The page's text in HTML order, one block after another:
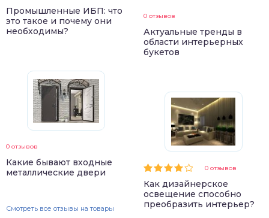
Промышленные ИБП: что
это такое и почему они
необходимы?
0 отзывов
Какие бывают входные
металлические двери
Смотреть все отзывы на товары
0 отзывов
Актуальные тренды в
области интерьерных
букетов
0 отзывов
Как дизайнерское
освещение способно
преобразить интерьер?